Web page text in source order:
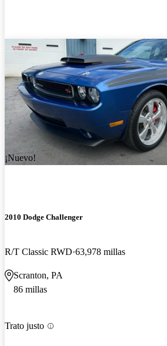
¡Nuevo!
2010 Dodge Challenger
R/T Classic RWD 63,978 millas
Scranton, PA
86 millas
Trato justo